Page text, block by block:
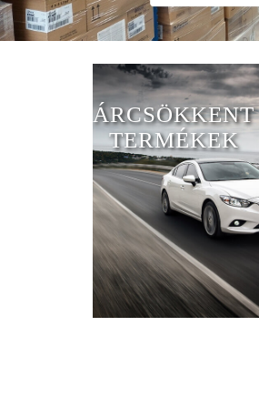
ÁRCSÖKKENT
TERMÉKEK